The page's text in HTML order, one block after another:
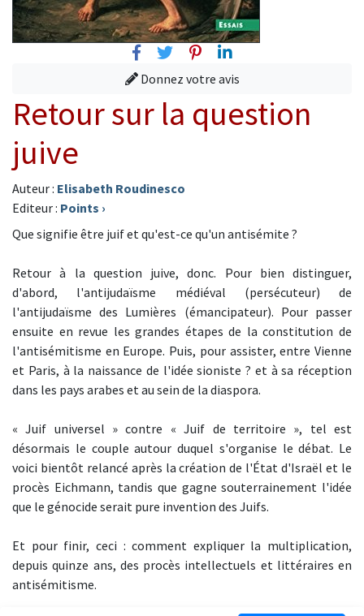
FacebookTwitterPinterest
Linkedin
Donnez votre avis
Retour sur la question
juive
Auteur : Elisabeth Roudinesco
Editeur : Points ›
Que signifie être juif et qu'est-ce qu'un antisémite ?
Retour à la question juive, donc. Pour bien distinguer,
d'abord, l'antijudaïsme médiéval (persécuteur) de
l'antijudaïsme des Lumières (émancipateur). Pour passer
ensuite en revue les grandes étapes de la constitution de
l'antisémitisme en Europe. Puis, pour assister, entre Vienne
et Paris, à la naissance de l'idée sioniste ? et à sa réception
dans les pays arabes et au sein de la diaspora.
« Juif universel » contre « Juif de territoire », tel est
désormais le couple autour duquel s'organise le débat. Le
voici bientôt relancé après la création de l'État d'Israël et le
procès Eichmann, tandis que gagne souterrainement l'idée
que le génocide serait pure invention des Juifs.
Et pour finir, ceci : comment expliquer la multiplication,
depuis quinze ans, des procès intellectuels et littéraires en
antisémitisme.